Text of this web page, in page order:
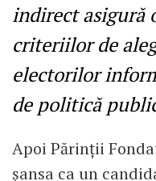
indirect asigură
criteriilor de
electorilor
de politică
Apoi Părinţii
şansa ca un